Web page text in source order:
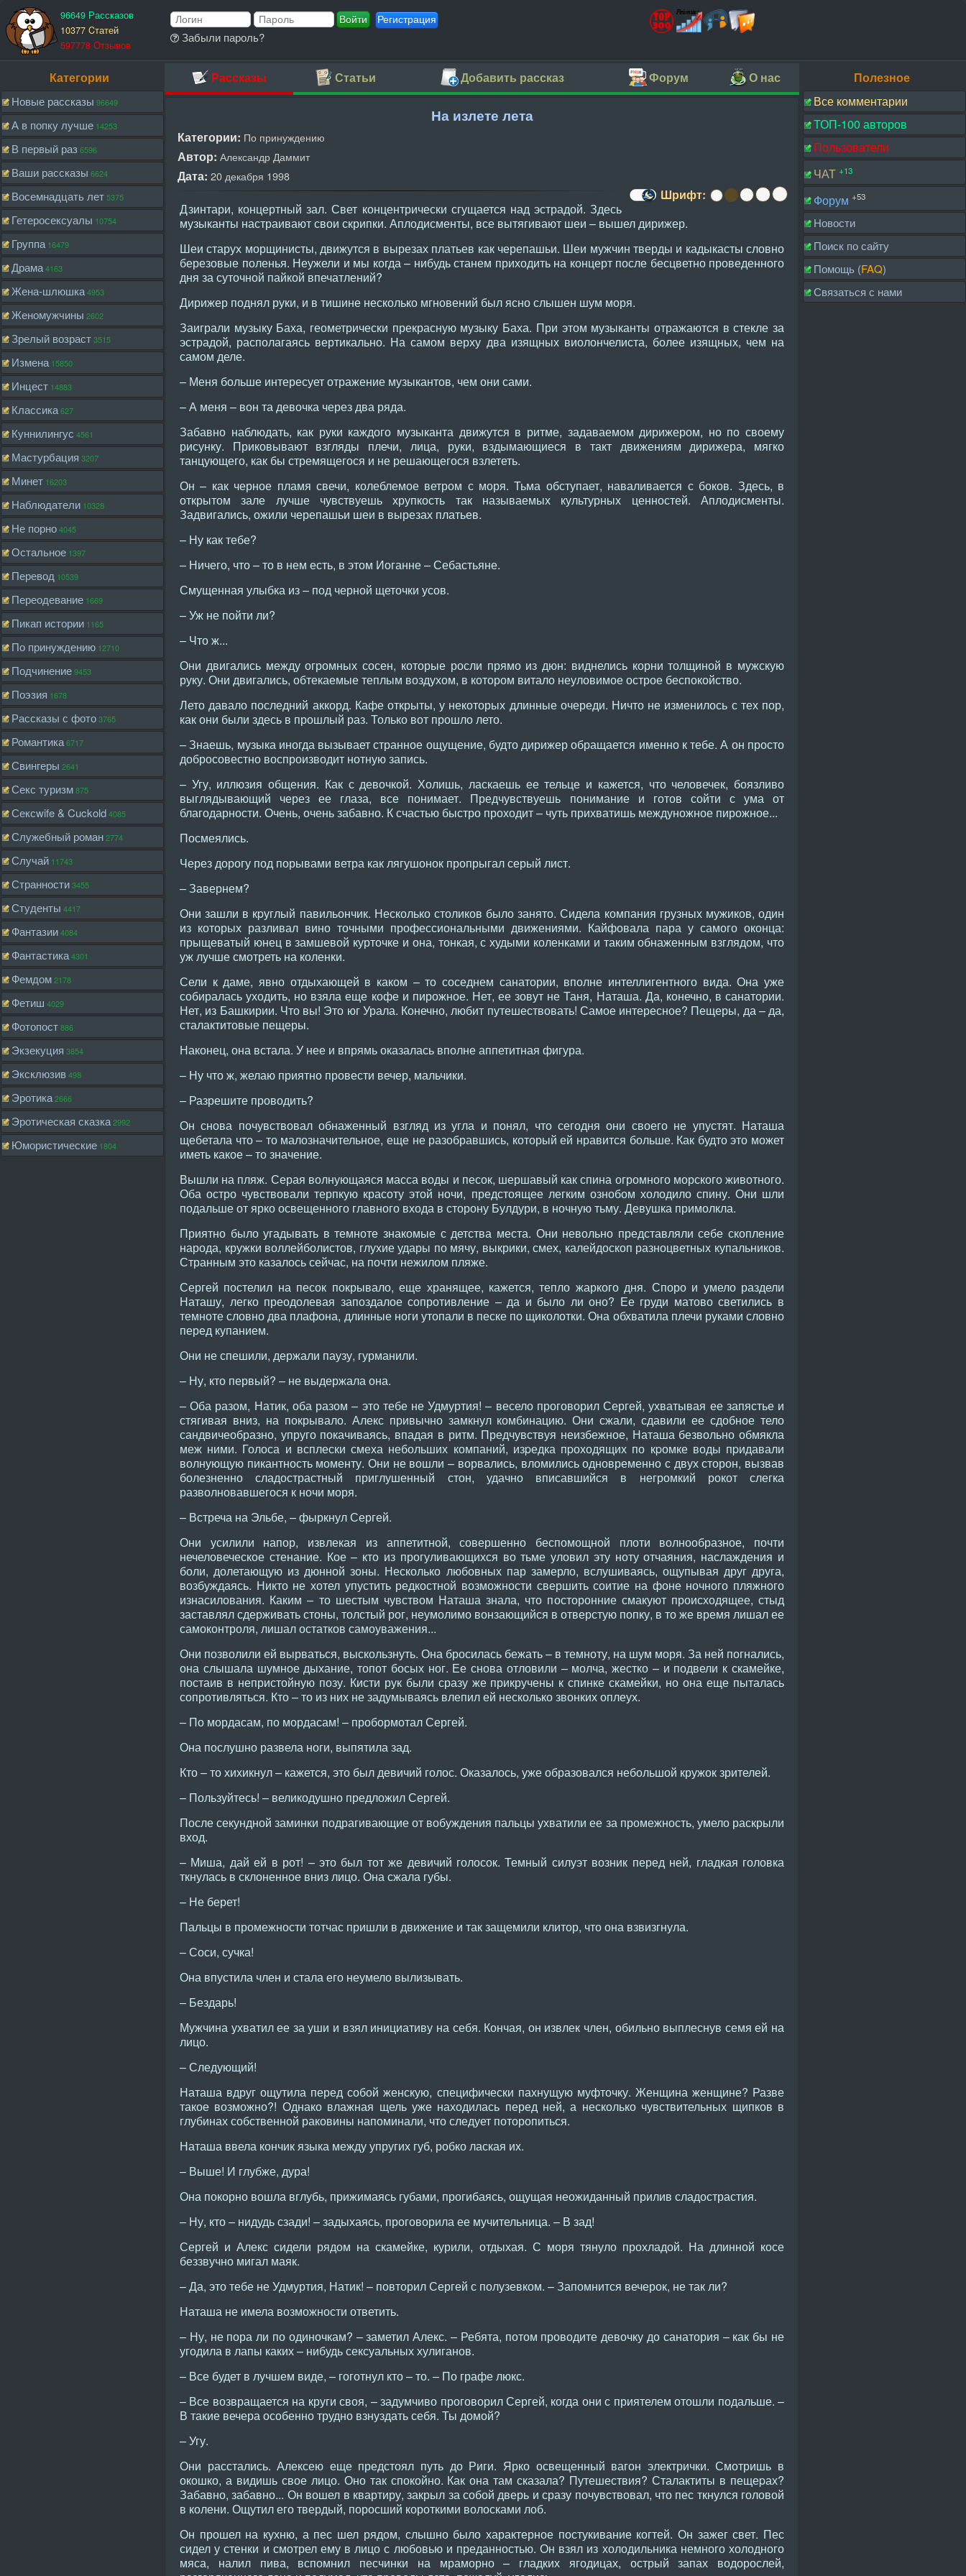
96649 Рассказов
10377 Cтатей
597778 Отзывов
Регистрация
Забыли пароль?
Категории
Новые рассказы 96649
А в попку лучше 14253
В первый раз6596
Ваши рассказы 6624
Восемнадцать лет5375
Гетеросексуалы 10754
Группа 16479
Драма4163
Жена-шлюшка4953
Женомужчины 2602
Зрелый возраст3515
Измена 15850
Инцест 14883
Классика627
Куннилингус 4561
Мастурбация 3207
Минет 16203
Наблюдатели 10328
Не порно4045
Остальное 1397
Перевод 10539
Переодевание 1669
Пикап истории 1165
По принуждению 12710
Подчинение9453
Поэзия 1678
Рассказы с фото3765
Романтика6717
Свингеры 2641
Секс туризм875
Сексwife & Cuckold4085
Служебный роман2774
Случай 11743
Странности3455
Студенты 4417
Фантазии4084
Фантастика4301
Фемдом2178
Фетиш 4029
Фотопост886
Экзекуция 3854
Эксклюзив498
Эротика2666
Эротическая сказка2992
Юмористические 1804
Рассказы Статьи Добавить рассказ Форум О нас
На излете лета
Категории: По принуждению
Автор: Александр Даммит
Дата: 20 декабря 1998
Шрифт:
Дзинтари, концертный зал. Свет концентрически сгущается над эстрадой. Здесь
музыканты настраивают свои скрипки. Аплодисменты, все вытягивают шеи – вышел дирижер.
Шеи старух морщинисты, движутся в вырезах платьев как черепашьи. Шеи мужчин тверды и кадыкасты словно
березовые поленья. Неужели и мы когда – нибудь станем приходить на концерт после бесцветно проведенного
дня за суточной пайкой впечатлений?
Дирижер поднял руки, и в тишине несколько мгновений был ясно слышен шум моря.
Заиграли музыку Баха, геометрически прекрасную музыку Баха. При этом музыканты отражаются в стекле за
эстрадой, располагаясь вертикально. На самом верху два изящных виолончелиста, более изящных, чем на
самом деле.
– Меня больше интересует отражение музыкантов, чем они сами.
– А меня – вон та девочка через два ряда.
Забавно наблюдать, как руки каждого музыканта движутся в ритме, задаваемом дирижером, но по своему
рисунку. Приковывают взгляды плечи, лица, руки, вздымающиеся в такт движениям дирижера, мягко
танцующего, как бы стремящегося и не решающегося взлететь.
Он – как черное пламя свечи, колеблемое ветром с моря. Тьма обступает, наваливается с боков. Здесь, в
открытом зале лучше чувствуешь хрупкость так называемых культурных ценностей. Аплодисменты.
Задвигались, ожили черепашьи шеи в вырезах платьев.
– Ну как тебе?
– Ничего, что – то в нем есть, в этом Иоганне – Себастьяне.
Смущенная улыбка из – под черной щеточки усов.
– Уж не пойти ли?
– Что ж...
Они двигались между огромных сосен, которые росли прямо из дюн: виднелись корни толщиной в мужскую
руку. Они двигались, обтекаемые теплым воздухом, в котором витало неуловимое острое беспокойство.
Лето давало последний аккорд. Кафе открыты, у некоторых длинные очереди. Ничто не изменилось с тех пор,
как они были здесь в прошлый раз. Только вот прошло лето.
– Знаешь, музыка иногда вызывает странное ощущение, будто дирижер обращается именно к тебе. А он просто
добросовестно воспроизводит нотную запись.
– Угу, иллюзия общения. Как с девочкой. Холишь, ласкаешь ее тельце и кажется, что человечек, боязливо
выглядывающий через ее глаза, все понимает. Предчувствуешь понимание и готов сойти с ума от
благодарности. Очень, очень забавно. К счастью быстро проходит – чуть прихватишь междуножное пирожное...
Посмеялись.
Через дорогу под порывами ветра как лягушонок пропрыгал серый лист.
– Завернем?
Они зашли в кpуглый павильончик. Несколько столиков было занято. Сидела компания грузных мужиков, один
из которых разливал вино точными профессиональными движениями. Кайфовала пара у самого оконца:
прыщеватый юнец в замшевой курточке и она, тонкая, с худыми коленками и таким обнаженным взглядом, что
уж лучше смотреть на коленки.
Сели к даме, явно отдыхающей в каком – то соседнем санатории, вполне интеллигентного вида. Она уже
собиралась уходить, но взяла еще кофе и пирожное. Нет, ее зовут не Таня, Наташа. Да, конечно, в санатории.
Нет, из Башкирии. Что вы! Это юг Урала. Конечно, любит путешествовать! Самое интересное? Пещеры, да – да,
сталактитовые пещеры.
Наконец, она встала. У нее и впрямь оказалась вполне аппетитная фигура.
– Ну что ж, желаю приятно провести вечер, мальчики.
– Разрешите проводить?
Он снова почувствовал обнаженный взгляд из угла и понял, что сегодня они своего не упустят. Наташа
щебетала что – то малозначительное, еще не разобравшись, который ей нравится больше. Как будто это может
иметь какое – то значение.
Вышли на пляж. Серая волнующаяся масса воды и песок, шершавый как спина огромного морского животного.
Оба остро чувствовали терпкую красоту этой ночи, предстоящее легким ознобом холодило спину. Они шли
подальше от ярко освещенного главного входа в сторону Булдури, в ночную тьму. Девушка примолкла.
Приятно было угадывать в темноте знакомые с детства места. Они невольно представляли себе скопление
народа, кружки воллейболистов, глухие удары по мячу, выкрики, смех, калейдоскоп разноцветных купальников.
Странным это казалось сейчас, на почти нежилом пляже.
Сергей постелил на песок покрывало, еще хранящее, кажется, тепло жаркого дня. Споро и умело раздели
Наташу, легко преодолевая запоздалое сопротивление – да и было ли оно? Ее груди матово светились в
темноте словно два плафона, длинные ноги утопали в песке по щиколотки. Она обхватила плечи руками словно
перед купанием.
Они не спешили, держали паузу, гурманили.
– Ну, кто первый? – не выдержала она.
– Оба разом, Натик, оба разом – это тебе не Удмуртия! – весело проговорил Сергей, ухватывая ее запястье и
стягивая вниз, на покрывало. Алекс привычно замкнул комбинацию. Они сжали, сдавили ее сдобное тело
сандвичеобразно, упруго покачиваясь, впадая в ритм. Предчувствуя неизбежное, Наташа безвольно обмякла
меж ними. Голоса и всплески смеха небольших компаний, изpедка пpоходящих по кpомке воды пpидавали
волнующую пикантность моменту. Они не вошли – ворвались, вломились одновременно с двух сторон, вызвав
болезненно сладострастный приглушенный стон, удачно вписавшийся в негромкий рокот слегка
разволновавшегося к ночи моря.
– Встреча на Эльбе, – фыркнул Сергей.
Они усилили напор, извлекая из аппетитной, совершенно беспомощной плоти волнообразное, почти
нечеловеческое стенание. Кое – кто из прогуливающихся во тьме уловил эту ноту отчаяния, наслаждения и
боли, долетающую из дюнной зоны. Несколько любовных пар замерло, вслушиваясь, ощупывая друг друга,
возбуждаясь. Никто не хотел упустить редкостной возможности свершить соитие на фоне ночного пляжного
изнасилования. Каким – то шестым чувством Наташа знала, что посторонние смакуют происходящее, стыд
заставлял сдерживать стоны, толстый рог, неумолимо вонзающийся в отверстую попку, в то же время лишал ее
самоконтроля, лишал остатков самоуважения...
Они позволили ей вырваться, выскользнуть. Она бросилась бежать – в темноту, на шум моря. За ней погнались,
она слышала шумное дыхание, топот босых ног. Ее снова отловили – молча, жестко – и подвели к скамейке,
постаив в непристойную позу. Кисти рук были сразу же прикручены к спинке скамейки, но она еще пыталась
сопротивляться. Кто – то из них не задумываясь влепил ей несколько звонких оплеух.
– По мордасам, по мордасам! – пробормотал Сергей.
Она послушно развела ноги, выпятила зад.
Кто – то хихикнул – кажется, это был девичий голос. Оказалось, уже образовался небольшой кружок зрителей.
– Пользуйтесь! – великодушно предложил Сергей.
После секундной заминки подрагивающие от вобуждения пальцы ухватили ее за промежность, умело раскрыли
вход.
– Миша, дай ей в рот! – это был тот же девичий голосок. Темный силуэт возник перед ней, гладкая головка
ткнулась в склоненное вниз лицо. Она сжала губы.
– Не берет!
Пальцы в промежности тотчас пришли в движение и так защемили клитор, что она взвизгнула.
– Соси, сучка!
Она впустила член и стала его неумело вылизывать.
– Бездарь!
Мужчина ухватил ее за уши и взял инициативу на себя. Кончая, он извлек член, обильно выплеснув семя ей на
лицо.
– Следующий!
Наташа вдруг ощутила перед собой женскую, специфически пахнущую муфточку. Женщина женщине? Разве
такое возможно?! Однако влажная щель уже находилась перед ней, а несколько чувствительных щипков в
глубинах собственной раковины напоминали, что следует поторопиться.
Наташа ввела кончик языка между упругих губ, робко лаская их.
– Выше! И глубже, дура!
Она покорно вошла вглубь, прижимаясь губами, прогибаясь, ощущая неожиданный прилив сладострастия.
– Ну, кто – нидудь сзади! – задыхаясь, проговорила ее мучительница. – В зад!
Сергей и Алекс сидели рядом на скамейке, курили, отдыхая. С моря тянуло прохладой. На длинной косе
беззвучно мигал маяк.
– Да, это тебе не Удмуртия, Натик! – повторил Сергей с полузевком. – Запомнится вечерок, не так ли?
Наташа не имела возможности ответить.
– Ну, не пора ли по одиночкам? – заметил Алекс. – Ребята, потом проводите девочку до санатория – как бы не
угодила в лапы каких – нибудь сексуальных хулиганов.
– Все будет в лучшем виде, – гоготнул кто – то. – По графе люкс.
– Все возвращается на круги своя, – задумчиво проговорил Сергей, когда они с приятелем отошли подальше. –
В такие вечера особенно трудно взнуздать себя. Ты домой?
– Угу.
Они расстались. Алексею еще предстоял путь до Риги. Ярко освещенный вагон электрички. Смотришь в
окошко, а видишь свое лицо. Оно так спокойно. Как она там сказала? Путешествия? Сталактиты в пещеpах?
Забавно, забавно... Он вошел в квартиру, закрыл за собой дверь и сразу почувствовал, что пес ткнулся головой
в колени. Ощутил его твердый, поросший короткими волосками лоб.
Он прошел на кухню, а пес шел рядом, слышно было характерное постукивание когтей. Он зажег свет. Пес
сидел у стенки и смотрел ему в лицо с любовью и преданностью. Он взял из холодильника немного холодного
мяса, налил пива, вспомнил песчинки на мраморно – гладких ягодицах, острый запах водорослей,
Полезное
Все комментарии
ТОП-100 авторов
Пользователи
ЧАТ +13
Форум +53
Новости
Поиск по сайту
Помощь (FAQ)
Связаться с нами